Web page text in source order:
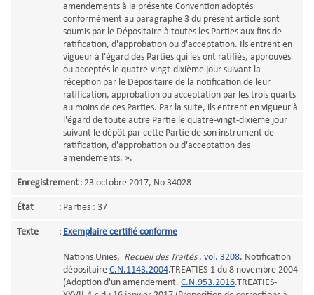
amendements à la présente Convention adoptés
conformément au paragraphe 3 du présent article sont
soumis par le Dépositaire à toutes les Parties aux fins de
ratification, d'approbation ou d'acceptation. Ils entrent en
vigueur à l'égard des Parties qui les ont ratifiés, approuvés
ou acceptés le quatre-vingt-dixième jour suivant la
réception par le Dépositaire de la notification de leur
ratification, approbation ou acceptation par les trois quarts
au moins de ces Parties. Par la suite, ils entrent en vigueur à
l'égard de toute autre Partie le quatre-vingt-dixième jour
suivant le dépôt par cette Partie de son instrument de
ratification, d'approbation ou d'acceptation des
amendements. ».
Enregistrement : 23 octobre 2017, No 34028
État : Parties : 37
Texte : Exemplaire certifié conforme
Nations Unies, Recueil des Traités, vol. 3208. Notification
dépositaire C.N.1143.2004.TREATIES-1 du 8 novembre 2004
(Adoption d'un amendement. C.N.953.2016.TREATIES-